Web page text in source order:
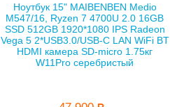
Ноутбук 15" MAIBENBEN Medio
M547/16, Ryzen 7 4700U 2.0 16GB
SSD 512GB 1920*1080 IPS Radeon
Vega 5 2*USB3.0/USB-С LAN WiFi BT
HDMI камера SD-micro 1.75кг
W11Pro серебристый